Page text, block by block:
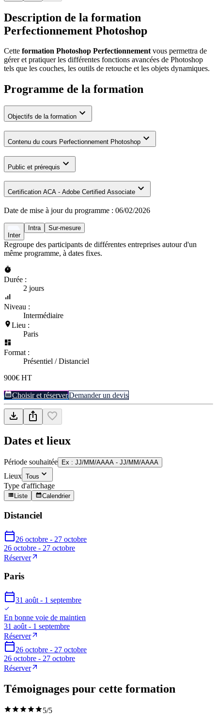
Description de la formation
Perfectionnement Photoshop
Cette formation Photoshop Perfectionnementvous permettra de
gérer et pratiquer les différentes fonctions avancées de Photoshop
tels que les couches, les outils de retouche et les objets dynamiques.
Programme de la formation
Objectifs de la formation
Contenu du cours Perfectionnement Photoshop
Public et prérequis
Certification ACA - Adobe Certified Associate
Date de mise à jour du programme : 06/02/2026
Inter
Intra Sur-mesure
Regroupe des participants de différentes entreprises autour d'un
même programme, à dates fixes.
Durée :
2 jours
Niveau :
Intermédiaire
Lieu :
Paris
Format :
Présentiel / Distanciel
900€ HT
Choisir et réserverDemander un devis
Dates et lieux
Période souhaitée Ex : JJ/MM/AAAA - JJ/MM/AAAA
Lieux Tous
Type d'affichage
Liste Calendrier
Distanciel
26 octobre - 27 octobre
26 octobre - 27 octobre
Réserver
Paris
31 août - 1 septembre
En bonne voie de maintien
31 août - 1 septembre
Réserver
26 octobre - 27 octobre
26 octobre - 27 octobre
Réserver
Témoignages pour cette formation
5/5